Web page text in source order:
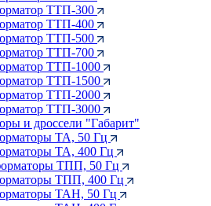
ТТП-300
ТТП-400
ТТП-500
ТТП-700
ТТП-1000
ТТП-1500
ТТП-2000
ТТП-3000
и дроссели "Габарит"
ТА, 50 Гц
ТА, 400 Гц
ТПП, 50 Гц
ТПП, 400 Гц
ТАН, 50 Гц